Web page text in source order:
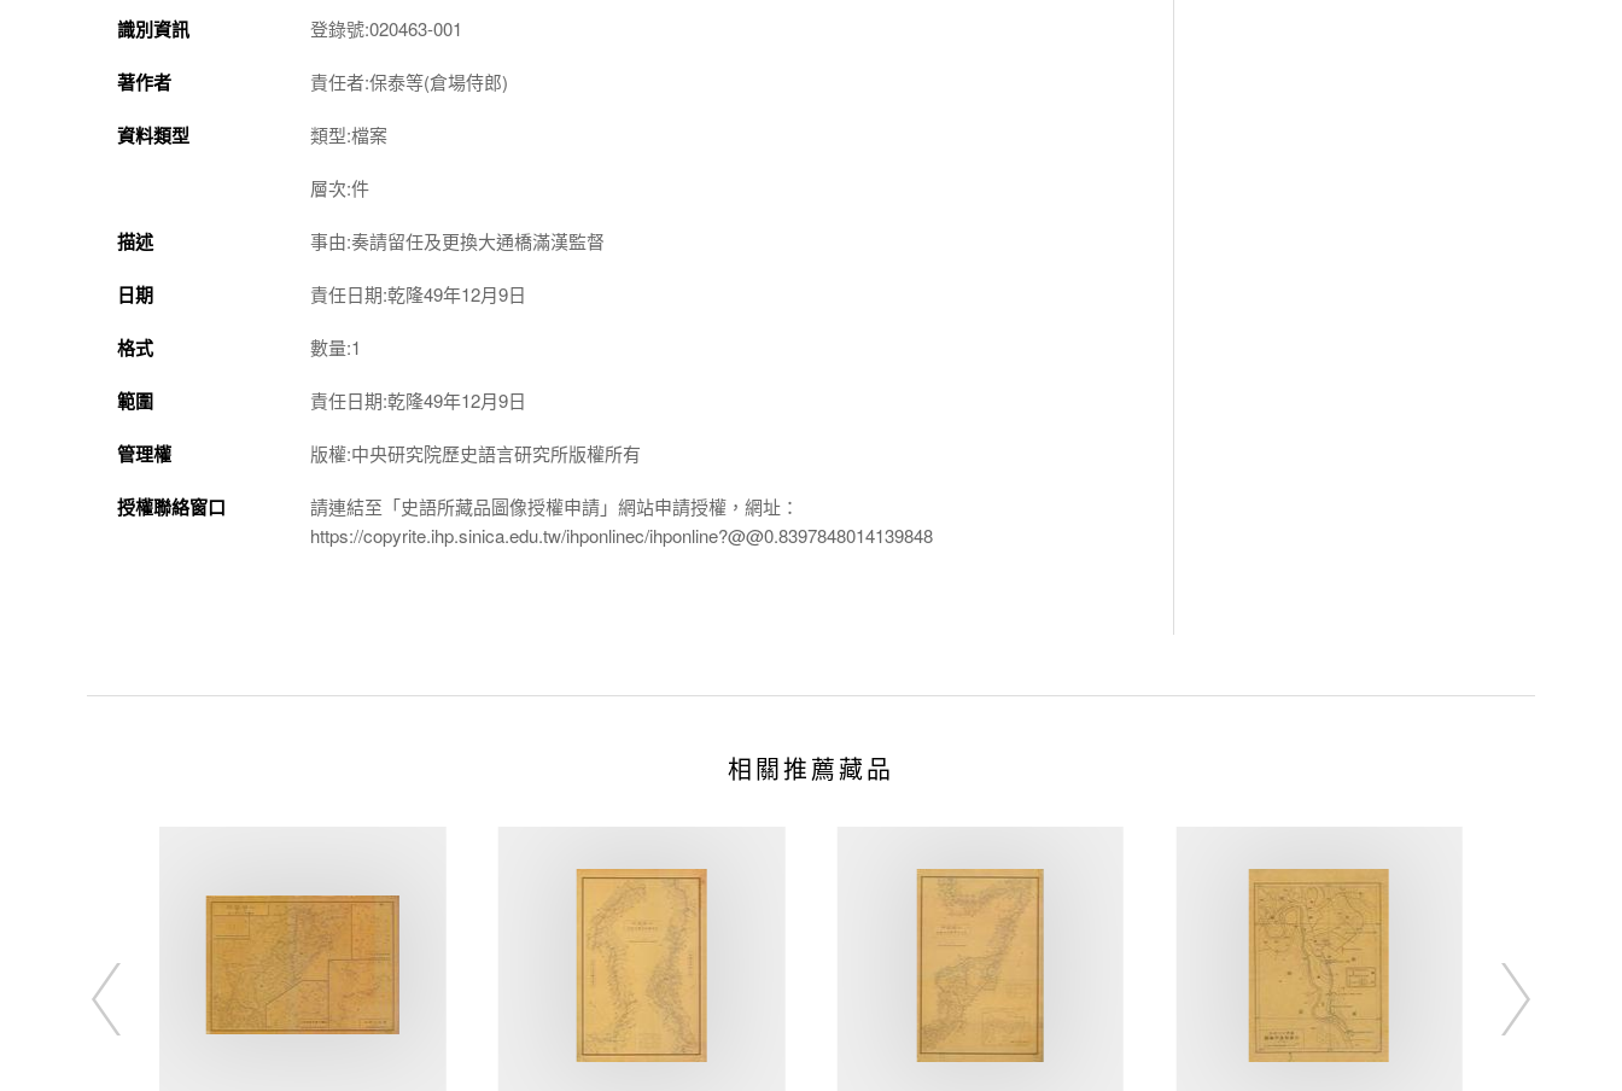
識別資訊 登錄號:020463-001
著作者 責任者:保泰等(倉場侍郎)
資料類型 類型:檔案
層次:件
描述 事由:奏請留任及更換大通橋滿漢監督
日期 責任日期:乾隆49年12月9日
格式 數量:1
範圍 責任日期:乾隆49年12月9日
管理權 版權:中央研究院歷史語言研究所版權所有
授權聯絡窗口
請連結至「史語所藏品圖像授權申請」網站申請授權，網址：
https://copyrite.ihp.sinica.edu.tw/ihponlinec/ihponline?@@0.8397848014139848
相關推薦藏品